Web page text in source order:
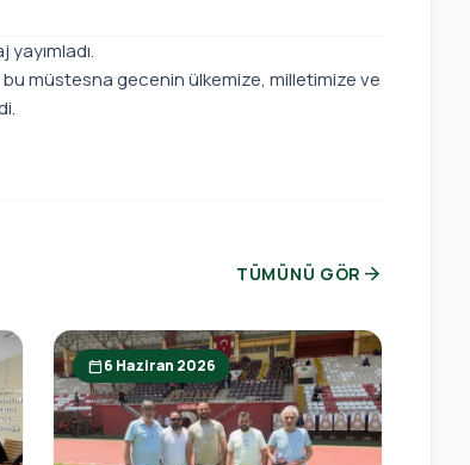
yayımladı.
bu müstesna gecenin ülkemize, milletimize ve
TÜMÜNÜ GÖR arrow_forward
calendar_today6 Haziran 2026